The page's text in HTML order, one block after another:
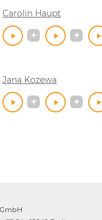
Carolin Haupt
Jana Kozewa